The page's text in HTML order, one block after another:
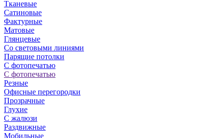
Тканевые
Сатиновые
Фактурные
Матовые
Глянцевые
Со световыми линиями
Парящие потолки
С фотопечатью
С фотопечатью
Резные
Офисные перегородки
Прозрачные
Глухие
С жалюзи
Раздвижные
Мобильные